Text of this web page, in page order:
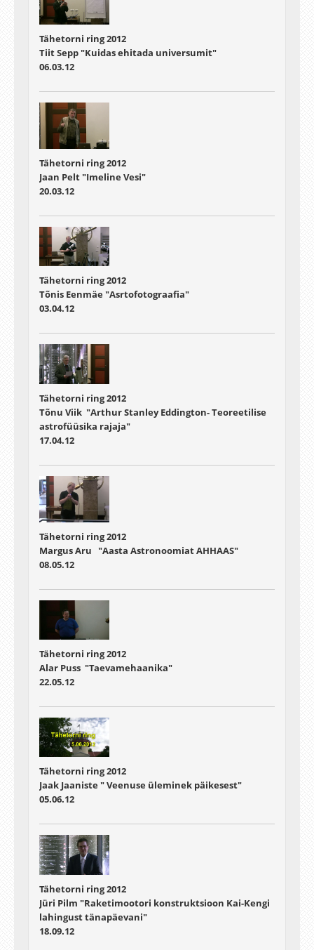
Tähetorni ring 2012
Tiit Sepp "Kuidas ehitada universumit"
06.03.12
Tähetorni ring 2012
Jaan Pelt "Imeline Vesi"
20.03.12
Tähetorni ring 2012
Tõnis Eenmäe "Asrtofotograafia"
03.04.12
Tähetorni ring 2012
Tõnu Viik "Arthur Stanley Eddington- Teoreetilise
astrofüüsika rajaja"
17.04.12
Tähetorni ring 2012
Margus Aru "Aasta Astronoomiat AHHAAS"
08.05.12
Tähetorni ring 2012
Alar Puss "Taevamehaanika"
22.05.12
Tähetorni ring 2012
Jaak Jaaniste " Veenuse üleminek päikesest"
05.06.12
Tähetorni ring 2012
Jüri Pilm "Raketimootori konstruktsioon Kai-Kengi
lahingust tänapäevani"
18.09.12